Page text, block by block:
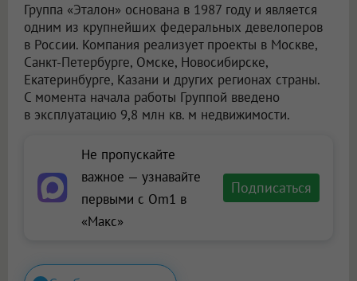
Группа «Эталон» основана в 1987 году и является
одним из крупнейших федеральных девелоперов
в России. Компания реализует проекты в Москве,
Санкт-Петербурге, Омске, Новосибирске,
Екатеринбурге, Казани и других регионах страны.
С момента начала работы Группой введено
в эксплуатацию 9,8 млн кв. м недвижимости.
Не пропускайте
важное — узнавайте
первыми с Om1 в
«Макс»
Подписаться